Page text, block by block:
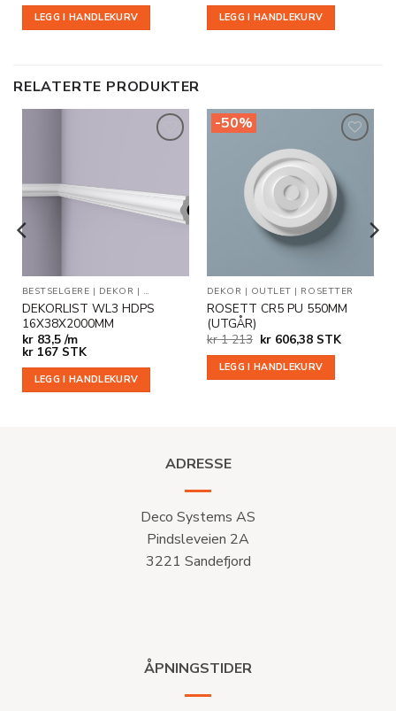
var:
kr 974.
er:
kr 486,65.
LEGG I HANDLEKURV LEGG I HANDLEKURV
RELATERTE PRODUKTER
ønskeliste
BESTSELGERE | DEKOR | VEGG- OG DEKORLISTER
DEKORLIST WL3 HDPS
16X38X2000MM
kr83,5 /m
kr167 STK
LEGG I HANDLEKURV
-50%
Legg til
i
ønskeliste
DEKOR | OUTLET | ROSETTER
ROSETT CR5 PU 550MM
(UTGÅR)
kr1 213 Opprinnelig
var:
kr 1
213.
kr606,38Nåværende
er:
kr 606,38.
STK
LEGG I HANDLEKURV
ADRESSE
Deco Systems AS
Pindsleveien 2A
3221 Sandefjord
ÅPNINGSTIDER